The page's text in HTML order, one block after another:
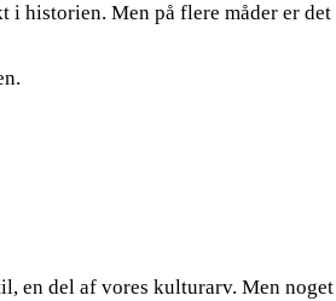
historien. Men på flere måder er det
en del af vores kulturarv. Men